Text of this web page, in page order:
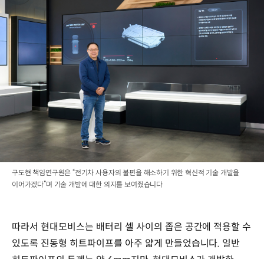
구도현 책임연구원은 “전기차 사용자의 불편을 해소하기 위한 혁신적 기술 개발을
이어가겠다”며 기술 개발에 대한 의지를 보여줬습니다
따라서 현대모비스는 배터리 셀 사이의 좁은 공간에 적용할 수
있도록 진동형 히트파이프를 아주 얇게 만들었습니다. 일반